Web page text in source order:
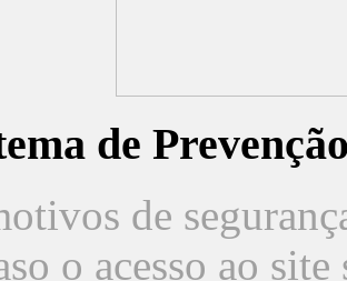
de
de
o acesso ao